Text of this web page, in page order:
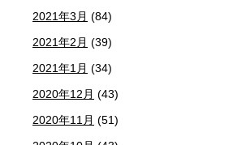
2021年3月 (84)
2021年2月 (39)
2021年1月 (34)
2020年12月 (43)
2020年11月 (51)